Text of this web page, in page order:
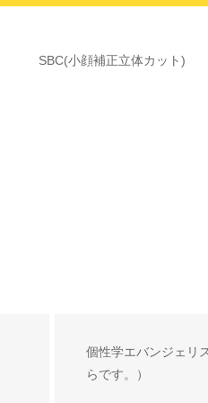
SBC(小顔補正立体カット)
個性学エバンジェリ
らです。）